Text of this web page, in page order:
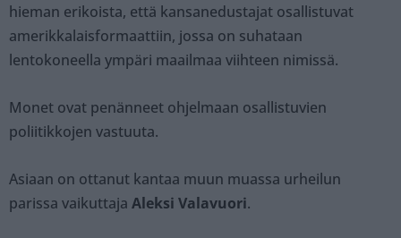
hieman erikoista, että kansanedustajat osallistuvat
amerikkalaisformaattiin, jossa on suhataan
lentokoneella ympäri maailmaa viihteen nimissä.
Monet ovat penänneet ohjelmaan osallistuvien
poliitikkojen vastuuta.
Asiaan on ottanut kantaa muun muassa urheilun
parissa vaikuttaja Aleksi Valavuori.